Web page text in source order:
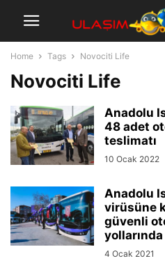
Home Tags Novociti Life
Novociti Life
Anadolu
48 adet
teslimatı
10 Ocak 2022
Anadolu
virüsüne
güvenli
yollarında
4 Ocak 2021